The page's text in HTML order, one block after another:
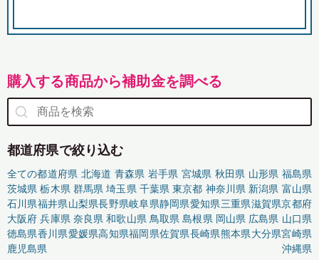
購入する商品から補助金を調べる
都道府県で絞り込む
全ての都道府県 北海道 青森県 岩手県 宮城県 秋田県 山形県 福島県
茨城県 栃木県 群馬県 埼玉県 千葉県 東京都 神奈川県 新潟県 富山県
石川県福井県山梨県長野県岐阜県静岡県愛知県三重県滋賀県京都府
大阪府 兵庫県 奈良県 和歌山県 鳥取県 島根県 岡山県 広島県 山口県
徳島県香川県愛媛県高知県福岡県佐賀県長崎県熊本県大分県宮崎県
鹿児島県
沖縄県